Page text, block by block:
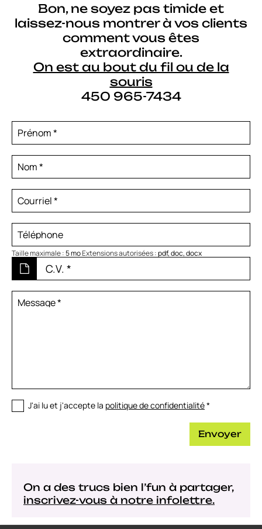
Bon, ne soyez pas timide et
laissez-nous montrer à vos clients
comment vous êtes
extraordinaire.
On est au bout du fil ou de la
souris
450 965-7434
Prénom*
Nom*
Courriel*
Téléphone
Taille maximale :5 moExtensions autorisées :pdf, doc, docx
C.V. *
Message*
J'ai lu et j'accepte la politique de confidentialité*
Envoyer
On a des trucs bien l’fun à partager,
inscrivez-vous à notre infolettre.